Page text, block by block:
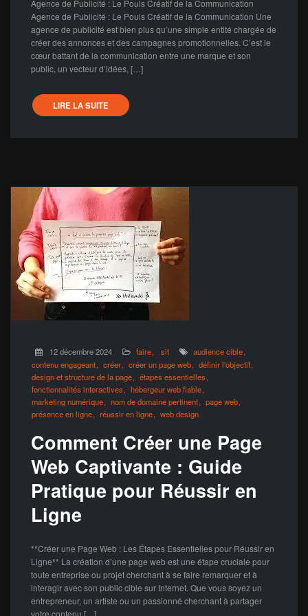
Agence de Publicité : Le Pouls Créatif de la Communication
Agence de Publicité : Le Pouls Créatif de la Communication Une
agence de publicité est bien plus qu’une simple entité chargée de
créer des annonces et des campagnes promotionnelles. C’est le
cœur battant de la communication entre une marque et son
public, un vecteur d’idées, […]
LIRE LA SUITE
12 décembre 2024 faire sit
audience cible
contenu engageant
créer créer un page web
définir l'objectif
design et structure de la page
étapes essentielles
fonctionnalités interactives
hébergeur web fiable
marketing numérique
nom de domaine pertinent
page web
présence en ligne
réussir en ligne web design
Comment Créer une Page
Web Captivante : Guide
Pratique pour Réussir en
Ligne
**Créer une Page Web : Les Étapes Essentielles pour Réussir en
Ligne** La création d’une page web est une étape cruciale pour
toute entreprise ou projet cherchant à se faire remarquer et à
interagir avec son public cible sur Internet. Que vous soyez un
entrepreneur, un artiste ou un passionné cherchant à partager
votre contenu […]